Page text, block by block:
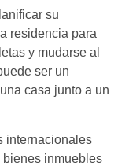
su
residencia para
y mudarse al
ser un
casa junto a un
internacionales
bienes inmuebles